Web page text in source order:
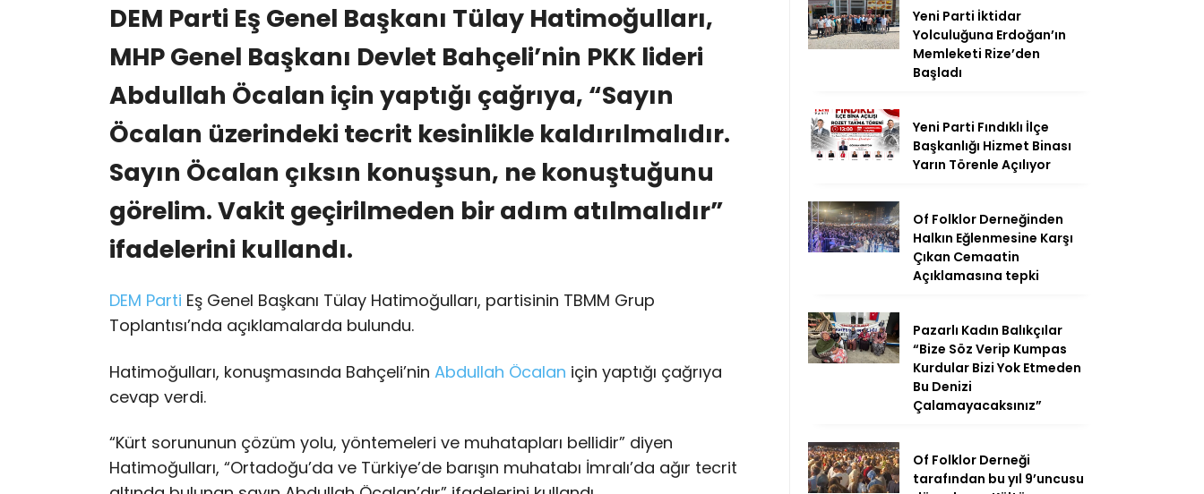
DEM Parti Eş Genel Başkanı Tülay Hatimoğulları,
MHP Genel Başkanı Devlet Bahçeli’nin PKK lideri
Abdullah Öcalan için yaptığı çağrıya, “Sayın
Öcalan üzerindeki tecrit kesinlikle kaldırılmalıdır.
Sayın Öcalan çıksın konuşsun, ne konuştuğunu
görelim. Vakit geçirilmeden bir adım atılmalıdır”
ifadelerini kullandı.
DEM Parti Eş Genel Başkanı Tülay Hatimoğulları, partisinin TBMM Grup
Toplantısı’nda açıklamalarda bulundu.
Hatimoğulları, konuşmasında Bahçeli’nin Abdullah Öcalan için yaptığı çağrıya
cevap verdi.
“Kürt sorununun çözüm yolu, yöntemeleri ve muhatapları bellidir” diyen
Hatimoğulları, “Ortadoğu’da ve Türkiye’de barışın muhatabı İmralı’da ağır tecrit
Yeni Parti İktidar
Yolculuğuna Erdoğan’ın
Memleketi Rize’den
Başladı
Yeni Parti Fındıklı İlçe
Başkanlığı Hizmet Binası
Yarın Törenle Açılıyor
Of Folklor Derneğinden
Halkın Eğlenmesine Karşı
Çıkan Cemaatin
Açıklamasına tepki
Pazarlı Kadın Balıkçılar
“Bize Söz Verip Kumpas
Kurdular Bizi Yok Etmeden
Bu Denizi
Çalamayacaksınız”
Of Folklor Derneği
tarafından bu yıl 9’uncusu